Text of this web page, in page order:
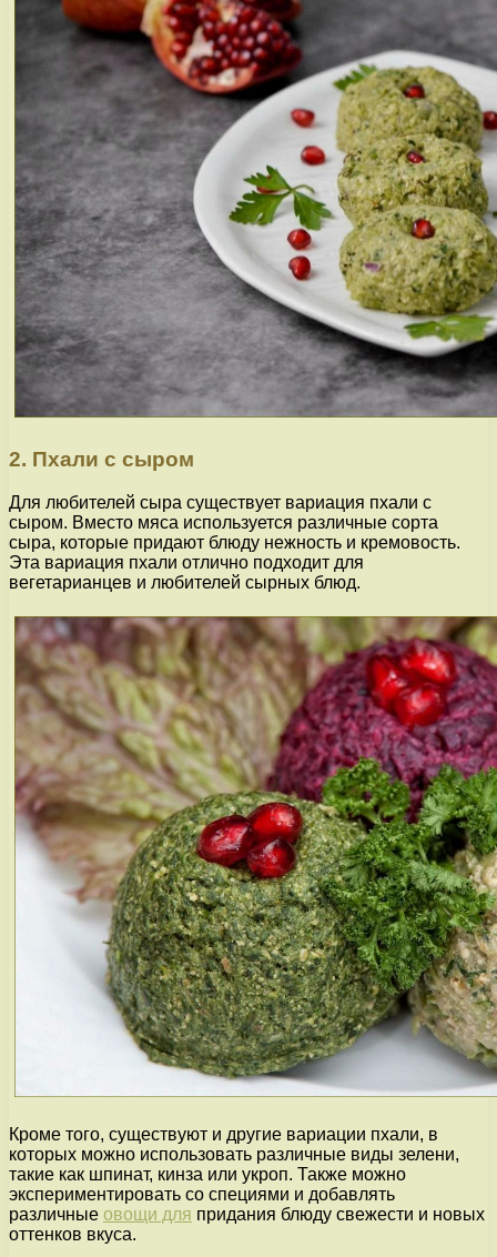
2. Пхали с сыром
Для любителей сыра существует вариация пхали с
сыром. Вместо мяса используется различные сорта
сыра, которые придают блюду нежность и кремовость.
Эта вариация пхали отлично подходит для
вегетарианцев и любителей сырных блюд.
Кроме того, существуют и другие вариации пхали, в
которых можно использовать различные виды зелени,
такие как шпинат, кинза или укроп. Также можно
экспериментировать со специями и добавлять
различные овощи для придания блюду свежести и новых
оттенков вкуса.